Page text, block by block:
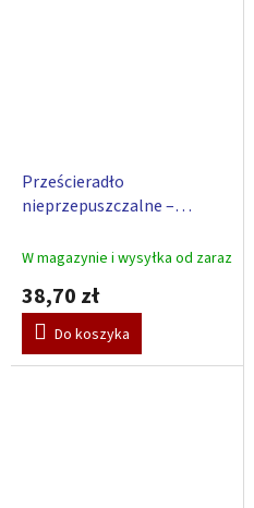
Prześcieradło
nieprzepuszczalne –
różowy
W magazynie i wysyłka od zaraz
38,70 zł
Do koszyka